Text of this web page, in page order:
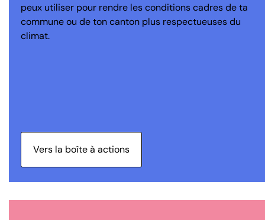
peux utiliser pour rendre les conditions cadres de ta
commune ou de ton canton plus respectueuses du
climat.
Vers la boîte à actions